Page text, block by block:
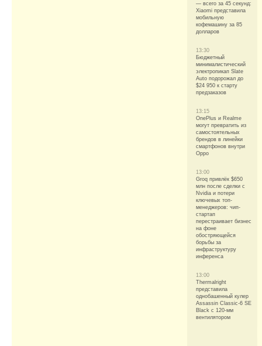
— всего за 45 секунд:
Xiaomi представила
мобильную
кофемашину за 85
долларов
13:30
Бюджетный
минималистический
электропикап Slate
Auto подорожал до
$24 950 к старту
предзаказов
13:15
OnePlus и Realme
могут превратить из
самостоятельных
брендов в линейки
смартфонов внутри
Oppo
13:00
Groq привлёк $650
млн после сделки с
Nvidia и потери
ключевых топ-
менеджеров: чип-
стартап
перестраивает бизнес
на фоне
обостряющейся
борьбы за
инфраструктуру
инференса
13:00
Thermalright
представила
однобашенный кулер
Assassin Classic-6 SE
Black с 120-мм
вентилятором